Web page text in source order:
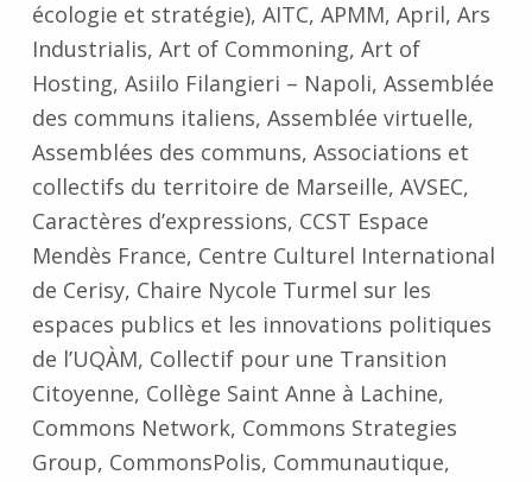
écologie et stratégie), AITC, APMM, April, Ars
Industrialis, Art of Commoning, Art of
Hosting, Asiilo Filangieri – Napoli, Assemblée
des communs italiens, Assemblée virtuelle,
Assemblées des communs, Associations et
collectifs du territoire de Marseille, AVSEC,
Caractères d’expressions, CCST Espace
Mendès France, Centre Culturel International
de Cerisy, Chaire Nycole Turmel sur les
espaces publics et les innovations politiques
de l’UQÀM, Collectif pour une Transition
Citoyenne, Collège Saint Anne à Lachine,
Commons Network, Commons Strategies
Group, CommonsPolis, Communautique,